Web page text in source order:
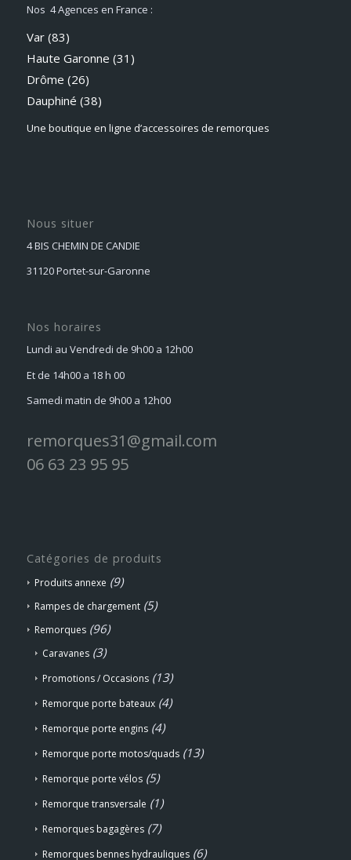
Nos 4 Agences en France :
Var (83)
Haute Garonne (31)
Drôme (26)
Dauphiné (38)
Une boutique en ligne d’accessoires de remorques
Nous situer
4 BIS CHEMIN DE CANDIE
31120 Portet-sur-Garonne
Nos horaires
Lundi au Vendredi de 9h00 a 12h00
Et de 14h00 a 18 h 00
Samedi matin de 9h00 a 12h00
remorques31@gmail.com
06 63 23 95 95
Catégories de produits
Produits annexe (9)
Rampes de chargement (5)
Remorques (96)
Caravanes (3)
Promotions / Occasions (13)
Remorque porte bateaux (4)
Remorque porte engins (4)
Remorque porte motos/quads (13)
Remorque porte vélos (5)
Remorque transversale (1)
Remorques bagagères (7)
Remorques bennes hydrauliques (6)